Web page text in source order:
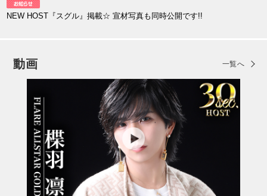
NEW HOST『スグル』掲載☆ 宣材写真も同時公開です!!
動画 一覧へ